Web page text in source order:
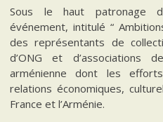
Sous le haut patronage
événement, intitulé “
des représentants de
d’ONG et d’associations
arménienne dont les
relations économiques,
France et l’Arménie.